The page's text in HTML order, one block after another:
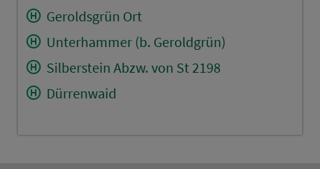
Geroldsgrün Ort
Unterhammer (b. Geroldgrün)
Silberstein Abzw. von St 2198
Dürrenwaid